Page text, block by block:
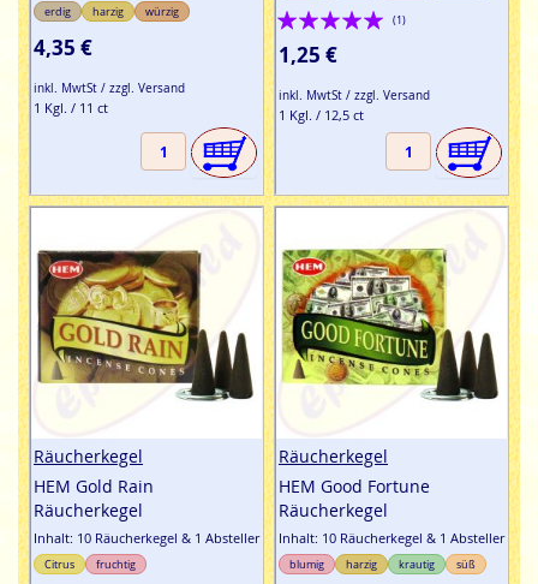
erdig harzig würzig
4,35 €
inkl. MwtSt / zzgl. Versand
1 Kgl. / 11 ct
Bewertung:
100%
(1)
1,25 €
inkl. MwtSt / zzgl. Versand
1 Kgl. / 12,5 ct
Räucherkegel
HEM Gold Rain
Räucherkegel
Inhalt: 10 Räucherkegel & 1 Absteller
Citrus fruchtig
Räucherkegel
HEM Good Fortune
Räucherkegel
Inhalt: 10 Räucherkegel & 1 Absteller
blumig harzig krautig süß